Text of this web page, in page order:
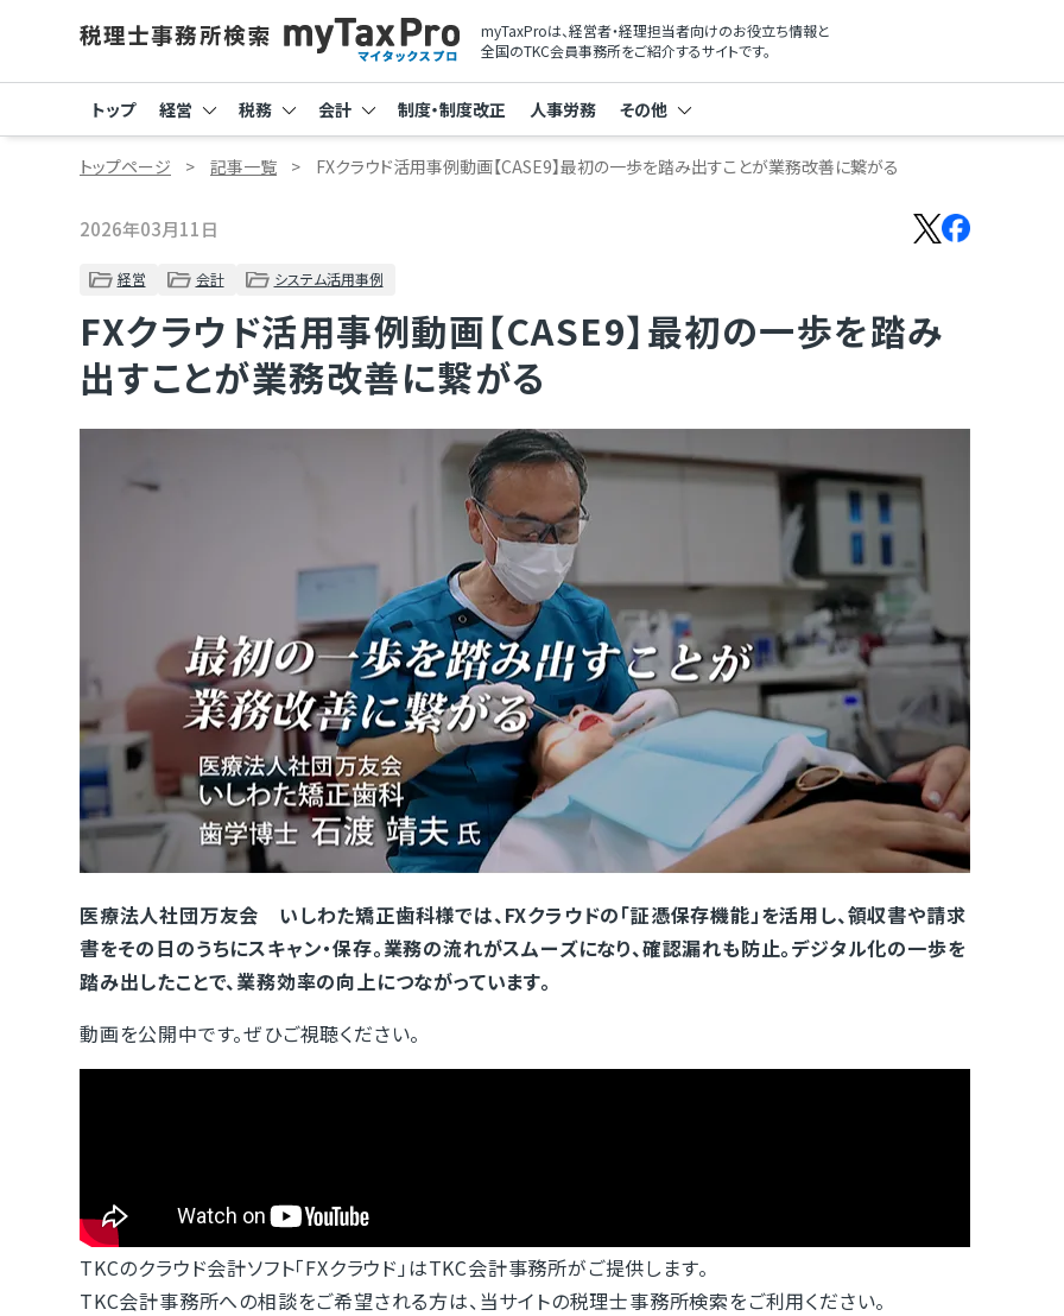
myTaxProは、経営者・経理担当者向けのお役立ち情報と
全国のTKC会員事務所をご紹介するサイトです。
トップ 経営 税務 会計 制度・制度改正 人事労務 その他
トップページ 記事一覧 FXクラウド活用事例動画【CASE9】最初の一歩を踏み出すことが業務改善に繋がる
2026年03月11日
経営 会計 システム活用事例
FXクラウド活用事例動画【CASE9】最初の一歩を踏み
出すことが業務改善に繋がる
医療法人社団万友会 いしわた矯正歯科様では、FXクラウドの「証憑保存機能」を活用し、領収書や請求
書をその日のうちにスキャン・保存。業務の流れがスムーズになり、確認漏れも防止。デジタル化の一歩を
踏み出したことで、業務効率の向上につながっています。
動画を公開中です。ぜひご視聴ください。
TKCのクラウド会計ソフト「FXクラウド」はTKC会計事務所がご提供します。
TKC会計事務所への相談をご希望される方は、当サイトの税理士事務所検索をご利用ください。